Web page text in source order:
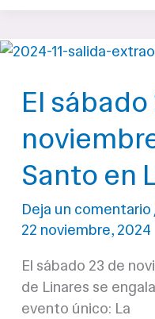
Tres
de
por
C/
Rosario
Angel
Velasco)
El sábado
Santo en
Deja un comentario
22 noviembre, 2024
El sábado 23 de
de Linares se
evento único: La